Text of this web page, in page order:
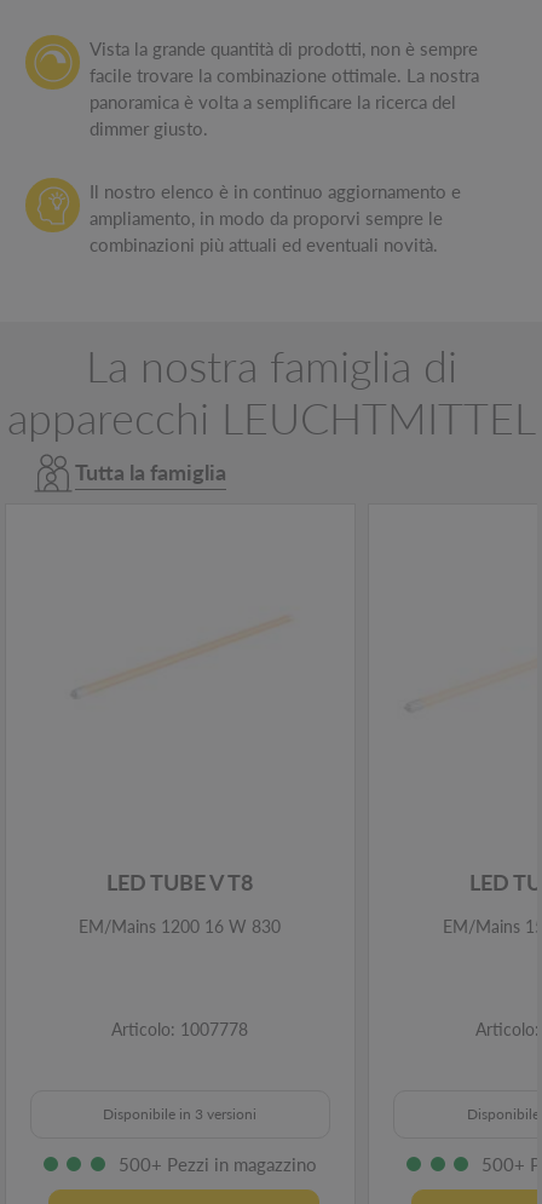
Vista la grande quantità di prodotti, non è sempre
facile trovare la combinazione ottimale. La nostra
panoramica è volta a semplificare la ricerca del
dimmer giusto.
Il nostro elenco è in continuo aggiornamento e
ampliamento, in modo da proporvi sempre le
combinazioni più attuali ed eventuali novità.
La nostra famiglia di
apparecchi LEUCHTMITTEL
Tutta la famiglia
LED TUBE V T8
EM/Mains 1200 16 W 830
Articolo: 1007778
Disponibile in 3 versioni
500+ Pezzi in magazzino
LED
EM/Mains
500+